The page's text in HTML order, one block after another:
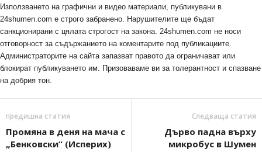
Използването на графични и видео материали, публикувани в
24shumen.com е строго забранено. Нарушителите ще бъдат
санкционирани с цялата строгост на закона. 24shumen.com не носи
отговорност за съдържанието на коментарите под публикациите.
Администраторите на сайта запазват правото да ограничават или
блокират публикуването им. Призоваваме ви за толерантност и спазване
на добрия тон.
предишна статия
Промяна в деня на мача с
„Бенковски“ (Исперих)
Следваща статия
Дърво падна върху
микробус в Шумен